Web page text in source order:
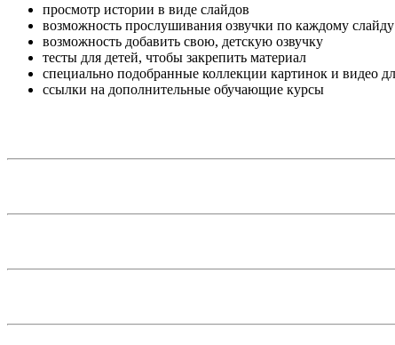
просмотр истории в виде слайдов
возможность прослушивания озвучки по каждому слайду
возможность добавить свою, детскую озвучку
тесты для детей, чтобы закрепить материал
специально подобранные коллекции картинок и видео
ссылки на дополнительные обучающие курсы